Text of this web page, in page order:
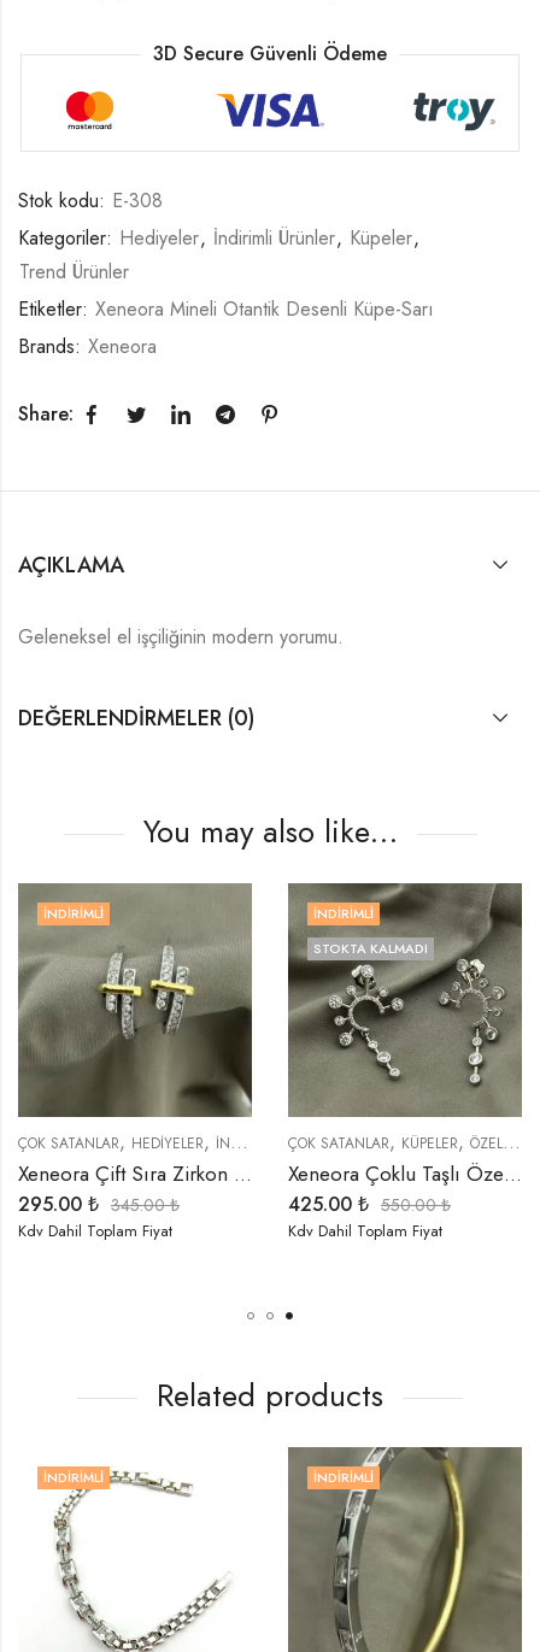
3D Secure Güvenli Ödeme
Stok kodu: E-308
Kategoriler: Hediyeler, İndirimli Ürünler, Küpeler,
Trend Ürünler
Etiketler: Xeneora Mineli Otantik Desenli Küpe-Sarı
Brands: Xeneora
Share:
AÇIKLAMA
Geleneksel el işçiliğinin modern yorumu.
DEĞERLENDIRMELER (0)
You may also like…
KÜPELER,ÖZEL SERİLER,TREND ÜRÜNLER
İNDIRIMLI
ÇOK SATANLAR, HEDIYELER, İNDIRIMLI ÜRÜNLER ,KÜPELER,ÖZEL SERİLER ,
Xeneora Çift Sıra Zirkon Taşlı Asimetrik Gold Detaylı Küpe
295.00 ₺ 345.00₺
Kdv Dahil Toplam Fiyat
İNDIRIMLI
STOKTA KALMADI
ÇOK SATANLAR, KÜPELER, ÖZEL SERİLER
Xeneora Çoklu Taşlı Özel Seri Çelik Küpe
425.00 ₺ 550.00₺
Kdv Dahil Toplam Fiyat
Related products
İNDIRIMLI İNDIRIMLI